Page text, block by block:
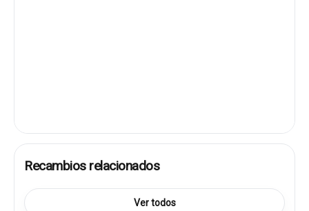
Recambios relacionados
Ver todos